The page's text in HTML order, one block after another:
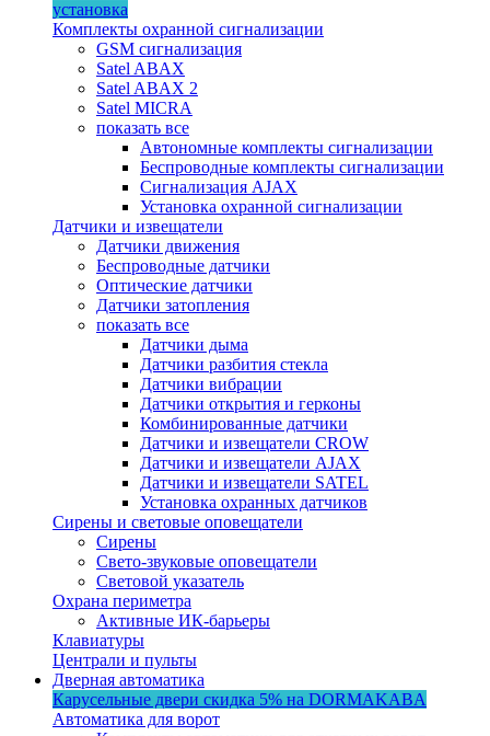
установка
Комплекты охранной сигнализации
GSM сигнализация
Satel ABAX
Satel ABAX 2
Satel MICRA
показать все
Автономные комплекты сигнализации
Беспроводные комплекты сигнализации
Сигнализация AJAX
Установка охранной сигнализации
Датчики и извещатели
Датчики движения
Беспроводные датчики
Оптические датчики
Датчики затопления
показать все
Датчики дыма
Датчики разбития стекла
Датчики вибрации
Датчики открытия и герконы
Комбинированные датчики
Датчики и извещатели CROW
Датчики и извещатели AJAX
Датчики и извещатели SATEL
Установка охранных датчиков
Сирены и световые оповещатели
Сирены
Свето-звуковые оповещатели
Световой указатель
Охрана периметра
Активные ИК-барьеры
Клавиатуры
Централи и пульты
Дверная автоматика
Карусельные двери скидка 5% на DORMAKABA
Автоматика для ворот